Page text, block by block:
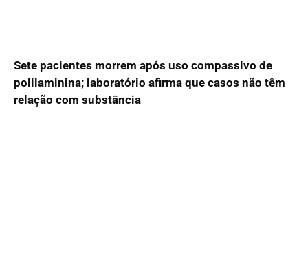
Sete pacientes morrem após uso compassivo de
polilaminina; laboratório afirma que casos não têm
relação com substância